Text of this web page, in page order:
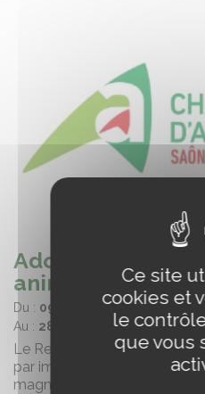
Adopter le Reiki
animaux - niveau
Du : 09/07/2026
Au : 28/07/2026
Le Reiki est une méthode
par imposition des mains
magnétiques émis par les
Ce site
cookies et
le
que vous